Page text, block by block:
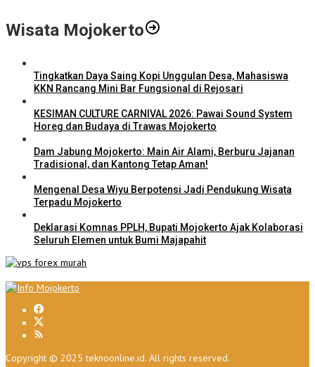
Wisata Mojokerto
Tingkatkan Daya Saing Kopi Unggulan Desa, Mahasiswa
KKN Rancang Mini Bar Fungsional di Rejosari
KESIMAN CULTURE CARNIVAL 2026: Pawai Sound System
Horeg dan Budaya di Trawas Mojokerto
Dam Jabung Mojokerto: Main Air Alami, Berburu Jajanan
Tradisional, dan Kantong Tetap Aman!
Mengenal Desa Wiyu Berpotensi Jadi Pendukung Wisata
Terpadu Mojokerto
Deklarasi Komnas PPLH, Bupati Mojokerto Ajak Kolaborasi
Seluruh Elemen untuk Bumi Majapahit
Copyright © 2025 teknoonline.id. All rights reserved.